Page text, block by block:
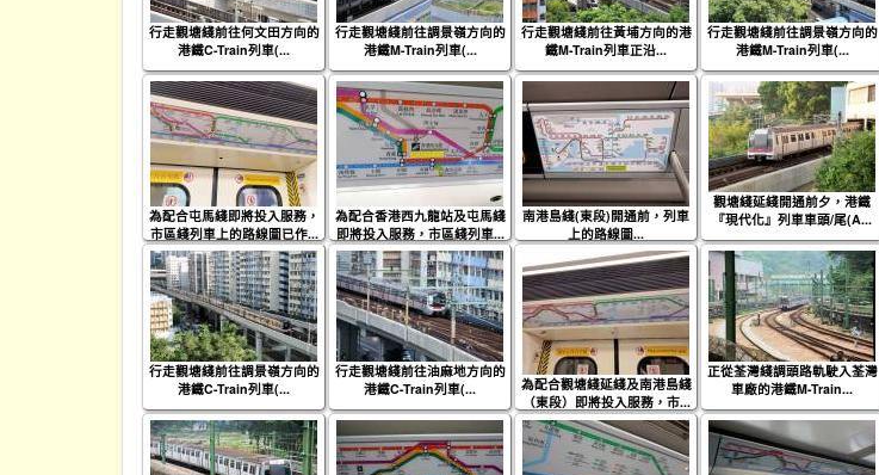
行走觀塘綫前往何文田方向的
港鐵C-Train列車(...
行走觀塘綫前往調景嶺方向的
港鐵M-Train列車(...
行走觀塘綫前往黃埔方向的港
鐵M-Train列車正沿...
行走觀塘綫前往調景嶺方向的
港鐵M-Train列車(...
為配合屯馬綫即將投入服務，
市區綫列車上的路線圖已作...
為配合香港西九龍站及屯馬綫
即將投入服務，市區綫列車...
南港島綫(東段)開通前，列車
上的路線圖...
觀塘綫延綫開通前夕，港鐵
『現代化』列車車頭/尾(A...
行走觀塘綫前往調景嶺方向的
港鐵C-Train列車(...
行走觀塘綫前往油麻地方向的
港鐵C-Train列車(...
為配合觀塘綫延綫及南港島綫
（東段）即將投入服務，市...
正從荃灣綫調頭路軌駛入荃灣
車廠的港鐵M-Train...